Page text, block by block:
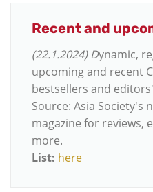
Recent and
(22.1.2024) Dynamic,
upcoming and recent
bestsellers and
Source: Asia Society's
magazine for reviews,
more.
List: here